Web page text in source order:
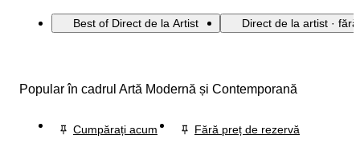
Best of Direct de la Artist Direct de la artist ·
Popular în cadrul Artă Modernă și Contemporană
Cumpărați acum
Fără preț de rezervă